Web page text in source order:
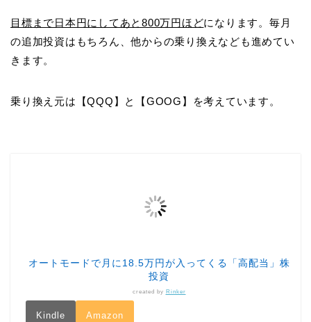
目標まで日本円にしてあと800万円ほどになります。毎月
の追加投資はもちろん、他からの乗り換えなども進めてい
きます。
乗り換え元は【QQQ】と【GOOG】を考えています。
オートモードで月に18.5万円が入ってくる「高配当」株
投資
created by Rinker
Kindle Amazon